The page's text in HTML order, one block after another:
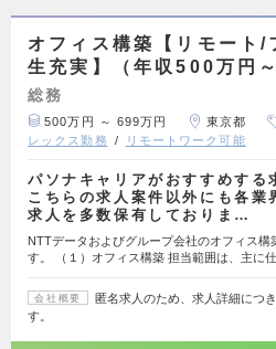
オフィス構築【リモート/
生充実】（年収500万円
総務
500万円 ～ 699万円 東京都
レックス勤務
リモートワーク可能
パソナキャリアがおすすめする
こちらの求人案件以外にも各業
求人を多数保有しておりま…
NTTデータおよびグループ会社のオフィス構
す。 （１）オフィス構築 担当範囲は、主に
会社概要
匿名求人のため、求人詳細につ
す。